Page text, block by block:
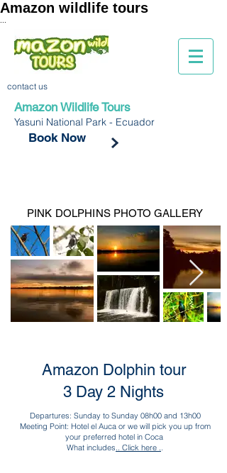
Amazon wildlife tours
contact us
Amazon Wildlife Tours
Yasuni National Park - Ecuador
Book Now
PINK DOLPHINS PHOTO GALLERY
Amazon Dolphin tour
3 Day 2 Nights
Departures: Sunday to Sunday 08h00 and 13h00
Meeting Point: Hotel el Auca or we will pick you up from
your preferred hotel in Coca
What includes.. Click here ..